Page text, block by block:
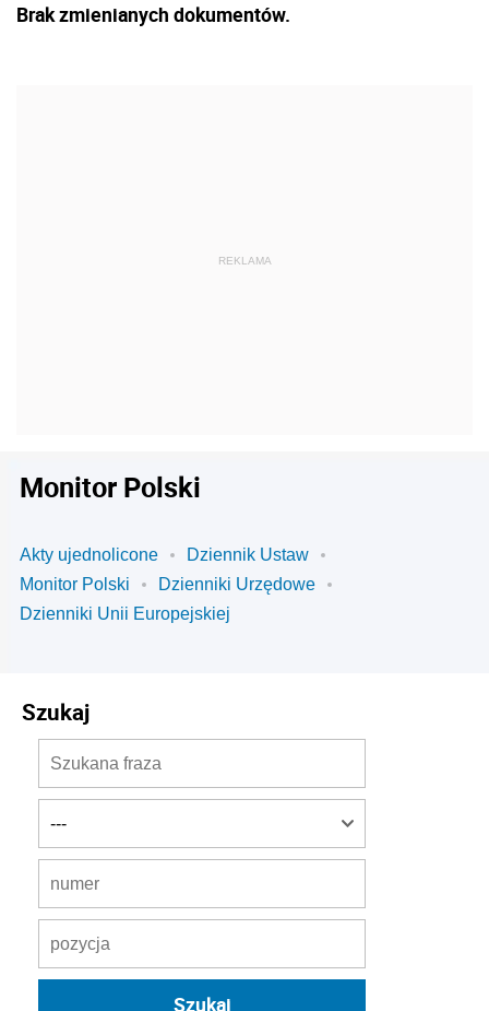
Brak zmienianych dokumentów.
Monitor Polski
Akty ujednolicone
Dziennik Ustaw
Monitor Polski
Dzienniki Urzędowe
Dzienniki Unii Europejskiej
Szukaj